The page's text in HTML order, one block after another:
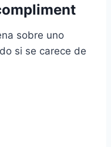
sobre uno
si se carece de